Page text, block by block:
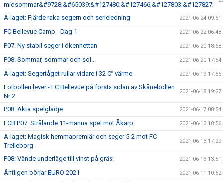
midsommar&#9728;&#65039;&#127480;&#127466;&#127803;&#127827;
A-laget: Fjärde raka segern och serieledning 2021-06-24 09:51
FC Bellevue Camp - Dag 1 2021-06-22 06:48
P07: Ny stabil seger i ökenhettan 2021-06-20 18:58
P08: Sommar, sommar och sol... 2021-06-20 17:54
A-laget: Segertåget rullar vidare i 32 C° värme 2021-06-19 17:56
Fotbollen lever - FC Bellevue på första sidan av Skånebollen
Nr 2
2021-06-18 19:27
P08: Äkta spelglädje 2021-06-17 08:54
FCB P07: Strålande 11-manna spel mot Åkarp 2021-06-13 18:56
A-laget: Magisk hemmapremiär och seger 5-2 mot FC
Trelleborg
2021-06-13 17:29
P08: Vände underläge till vinst på gräs! 2021-06-13 13:51
Äntligen börjar EURO 2021 2021-06-11 10:52